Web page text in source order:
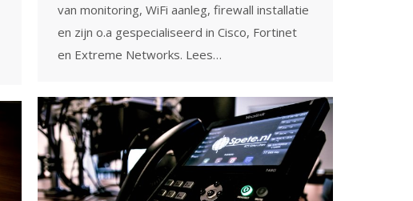
van monitoring, WiFi aanleg, firewall installatie
en zijn o.a gespecialiseerd in Cisco, Fortinet
en Extreme Networks. Lees…